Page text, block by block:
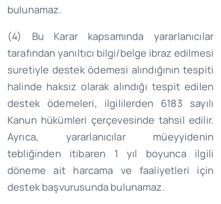
bulunamaz.
(4) Bu Karar kapsamında yararlanıcılar
tarafından yanıltıcı bilgi/belge ibraz edilmesi
suretiyle destek ödemesi alındığının tespiti
halinde haksız olarak alındığı tespit edilen
destek ödemeleri, ilgililerden 6183 sayılı
Kanun hükümleri çerçevesinde tahsil edilir.
Ayrıca, yararlanıcılar müeyyidenin
tebliğinden itibaren 1 yıl boyunca ilgili
döneme ait harcama ve faaliyetleri için
destek başvurusunda bulunamaz.